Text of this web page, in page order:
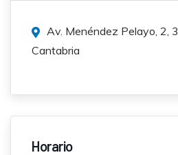
Av. Menéndez Pelayo, 2,
Cantabria
Horario